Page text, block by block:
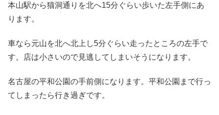
本山駅から猫洞通りを北へ15分ぐらい歩いた左手側にあ
ります。
車なら元山を北へ北上し5分ぐらい走ったところの左手で
す。店は小さいので見逃してしまいそうになります。
名古屋の平和公園の手前側になります。平和公園まで行っ
てしまったら行き過ぎです。